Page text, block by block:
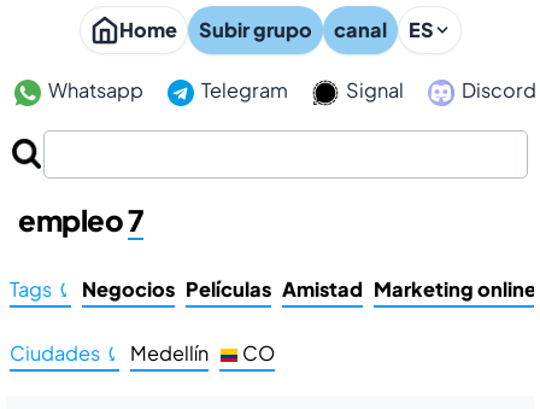
Home Subir grupo canal ES
Whatsapp Telegram Signal Discord
Grupos de Telegram en Medellín
empleo7
Tags ⤹ Negocios Películas Amistad Marketing online
Ciudades ⤹ Medellín CO